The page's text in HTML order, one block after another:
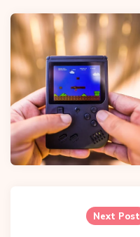
Post
navigation
Next Post